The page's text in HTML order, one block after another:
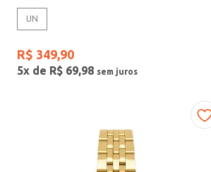
UN
R$ 349,90
5x de R$ 69,98